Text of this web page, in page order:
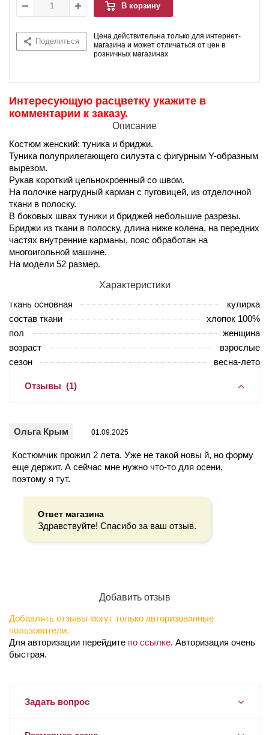
В корзину
Поделиться
Цена действительна только для интернет-
магазина и может отличаться от цен в
розничных магазинах
Интересующую расцветку укажите в
комментарии к заказу.
Описание
Костюм женский: туника и бриджи.
Туника полуприлегающего силуэта с фигурным Y-образным
вырезом.
Рукав короткий цельнокроенный со швом.
На полочке нагрудный карман с пуговицей, из отделочной
ткани в полоску.
В боковых швах туники и бриджей небольшие разрезы.
Бриджи из ткани в полоску, длина ниже колена, на передних
частях внутренние карманы, пояс обработан на
многоигольной машине.
На модели 52 размер.
Характеристики
ткань основная
кулирка
состав ткани
хлопок 100%
пол
женщина
возраст
взрослые
сезон
весна-лето
Отзывы (1)
Ольга Крым 01.09.2025
Костюмчик прожил 2 лета. Уже не такой новы й, но форму
еще держит. А сейчас мне нужно что-то для осени,
поэтому я тут.
Ответ магазина
Здравствуйте! Спасибо за ваш отзыв.
Добавить отзыв
Добавлять отзывы могут только авторизованные
пользователи.
Для авторизации перейдите по ссылке. Авторизация очень
быстрая.
Задать вопрос